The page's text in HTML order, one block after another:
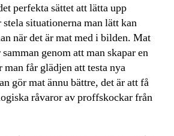
perfekta sättet att lätta upp
situationerna man lätt kan
när det är mat med i bilden. Mat
genom att man skapar en
man får glädjen att testa nya
gör mat ännu bättre, det är att få
råvaror av proffskockar från